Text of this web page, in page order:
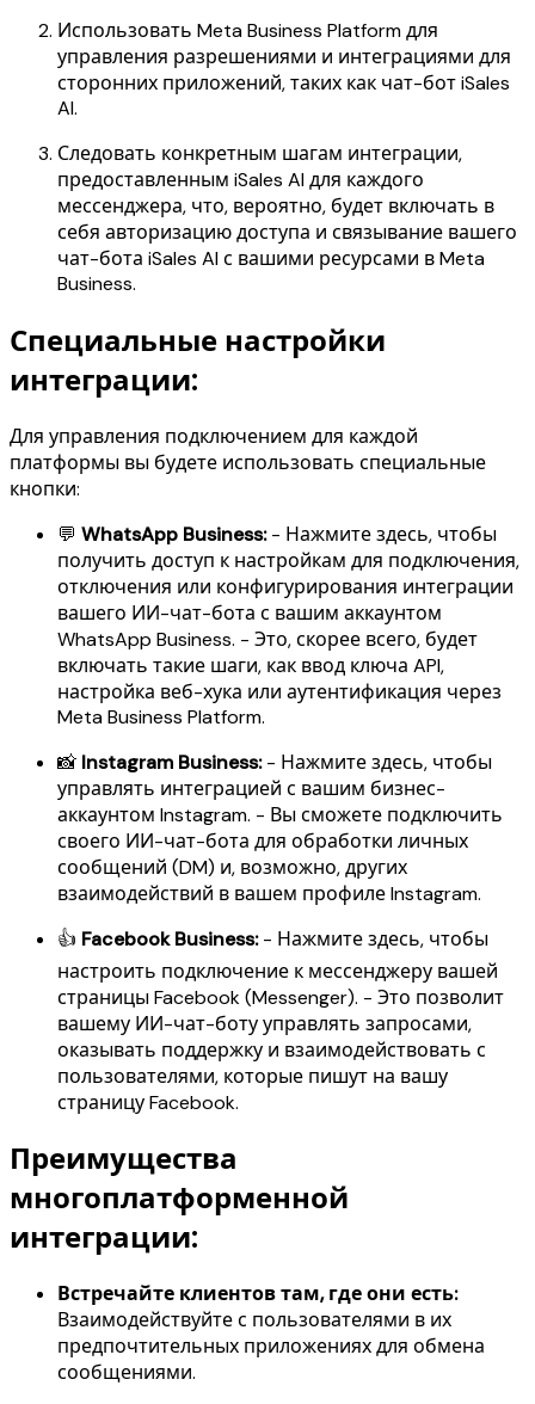
Использовать Meta Business Platform для
управления разрешениями и интеграциями для
сторонних приложений, таких как чат-бот iSales
AI.
Следовать конкретным шагам интеграции,
предоставленным iSales AI для каждого
мессенджера, что, вероятно, будет включать в
себя авторизацию доступа и связывание вашего
чат-бота iSales AI с вашими ресурсами в Meta
Business.
Специальные настройки
интеграции:
Для управления подключением для каждой
платформы вы будете использовать специальные
кнопки:
💬 WhatsApp Business:- Нажмите здесь, чтобы
получить доступ к настройкам для подключения,
отключения или конфигурирования интеграции
вашего ИИ-чат-бота с вашим аккаунтом
WhatsApp Business. - Это, скорее всего, будет
включать такие шаги, как ввод ключа API,
настройка веб-хука или аутентификация через
Meta Business Platform.
📸 Instagram Business:- Нажмите здесь, чтобы
управлять интеграцией с вашим бизнес-
аккаунтом Instagram. - Вы сможете подключить
своего ИИ-чат-бота для обработки личных
сообщений (DM) и, возможно, других
взаимодействий в вашем профиле Instagram.
👍 Facebook Business:- Нажмите здесь, чтобы
настроить подключение к мессенджеру вашей
страницы Facebook (Messenger). - Это позволит
вашему ИИ-чат-боту управлять запросами,
оказывать поддержку и взаимодействовать с
пользователями, которые пишут на вашу
страницу Facebook.
Преимущества
многоплатформенной
интеграции:
Встречайте клиентов там, где они есть:
Взаимодействуйте с пользователями в их
предпочтительных приложениях для обмена
сообщениями.